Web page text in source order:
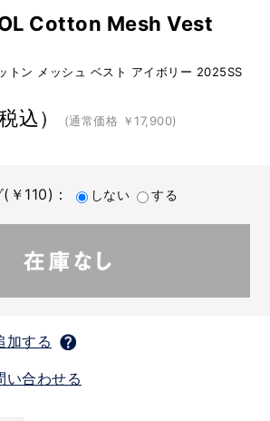
Cotton Mesh Vest
トン メッシュ ベスト アイボリー 2025SS
込） (通常価格 ￥17,900)
￥110)： しない する
加する
い合わせる